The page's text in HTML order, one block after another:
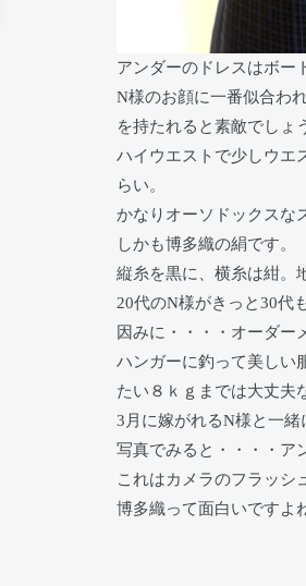
アンダーのドレスはボー
N様のお顔に一番似合わ
を持たれると素敵でしょ
ハイウエストで少しウエ
らい。
かなりオーソドックスな
しかも博多織の絹です。
縦糸を黒に、横糸は紺。
20代のN様がきっと30代
因みに・・・・オーダー
ハンガーに釣って美しい
たい８ｋｇまでは大丈夫
3月に嫁がれるN様と一緒
写真でみると・・・・ア
これはカメラのフラッシ
博多織って面白いですよ